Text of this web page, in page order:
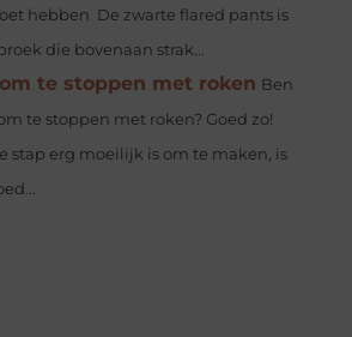
hebben De zwarte flared pants is
die bovenaan strak...
te stoppen met roken Ben
te stoppen met roken? Goed zo!
stap erg moeilijk is om te maken, is